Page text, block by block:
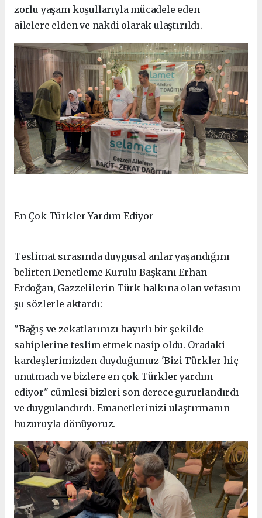
zorlu yaşam koşullarıyla mücadele eden
ailelere elden ve nakdi olarak ulaştırıldı.
En Çok Türkler Yardım Ediyor
Teslimat sırasında duygusal anlar yaşandığını
belirten Denetleme Kurulu Başkanı Erhan
Erdoğan, Gazzelilerin Türk halkına olan vefasını
şu sözlerle aktardı:
"Bağış ve zekatlarınızı hayırlı bir şekilde
sahiplerine teslim etmek nasip oldu. Oradaki
kardeşlerimizden duyduğumuz 'Bizi Türkler hiç
unutmadı ve bizlere en çok Türkler yardım
ediyor" cümlesi bizleri son derece gururlandırdı
ve duygulandırdı. Emanetlerinizi ulaştırmanın
huzuruyla dönüyoruz.